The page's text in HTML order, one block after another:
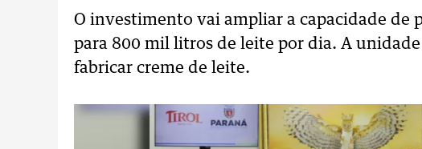
O investimento vai ampliar a capacidade de
para 800 mil litros de leite por dia. A
fabricar creme de leite.